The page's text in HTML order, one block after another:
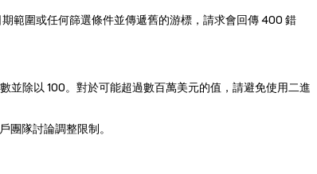
期範圍或任何篩選條件並傳遞舊的游標，請求會回傳 400 錯
並除以 100。對於可能超過數百萬美元的值，請避免使用二進
隊討論調整限制。